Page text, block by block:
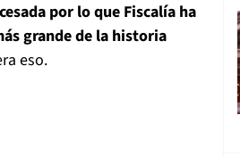
por lo que Fiscalía ha
grande de la historia
eso.